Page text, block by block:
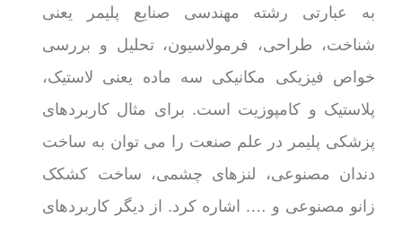
به عبارتی رشته مهندسی صنایع پلیمر یعنی
شناخت، طراحی، فرمولاسیون، تحلیل و بررسی
خواص فیزیکی مکانیکی سه ماده یعنی لاستیک،
پلاستیک و کامپوزیت است. برای مثال کاربردهای
پزشکی پلیمر در علم صنعت را می توان به ساخت
دندان مصنوعی، لنزهای چشمی، ساخت کشکک
زانو مصنوعی و …. اشاره کرد. از دیگر کاربردهای